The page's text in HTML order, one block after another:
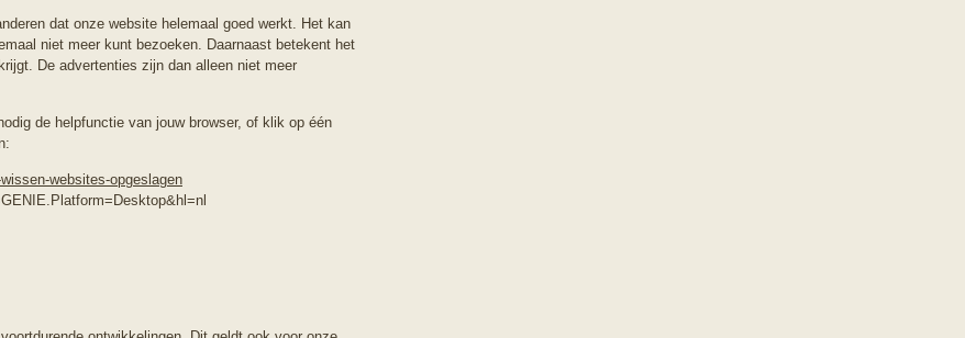
dat onze website helemaal goed werkt. Het kan
niet meer kunt bezoeken. Daarnaast betekent het
De advertenties zijn dan alleen niet meer
de helpfunctie van jouw browser, of klik op één
websites-opgeslagen